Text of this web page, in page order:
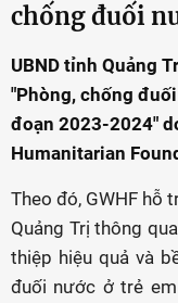
chống đuối
UBND tỉnh Quảng
"Phòng, chống
đoạn 2023-2024"
Humanitarian
Theo đó, GWHF hỗ
Quảng Trị thông
thiệp hiệu quả và
đuối nước ở trẻ